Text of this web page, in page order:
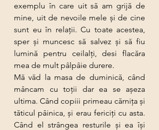
exemplu în care uit să am grijă de
mine, uit de nevoile mele şi de cine
sunt eu în relații. Cu toate acestea,
sper şi muncesc să salvez şi să fiu
lumină pentru ceilalţi, desi flacăra
mea de mult pâlpâie durere.
Mă văd la masa de duminică, când
mâncam cu toții dar ea se așeza
ultima. Când copiii primeau cărnița şi
tăticul pâinica, şi erau fericiţi cu asta.
Când el strângea resturile şi ea îşi